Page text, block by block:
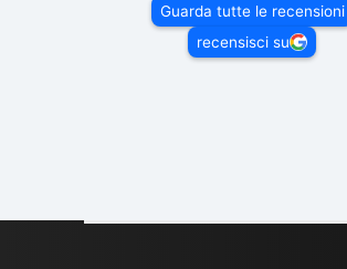
Guarda tutte le recensioni
recensisci su